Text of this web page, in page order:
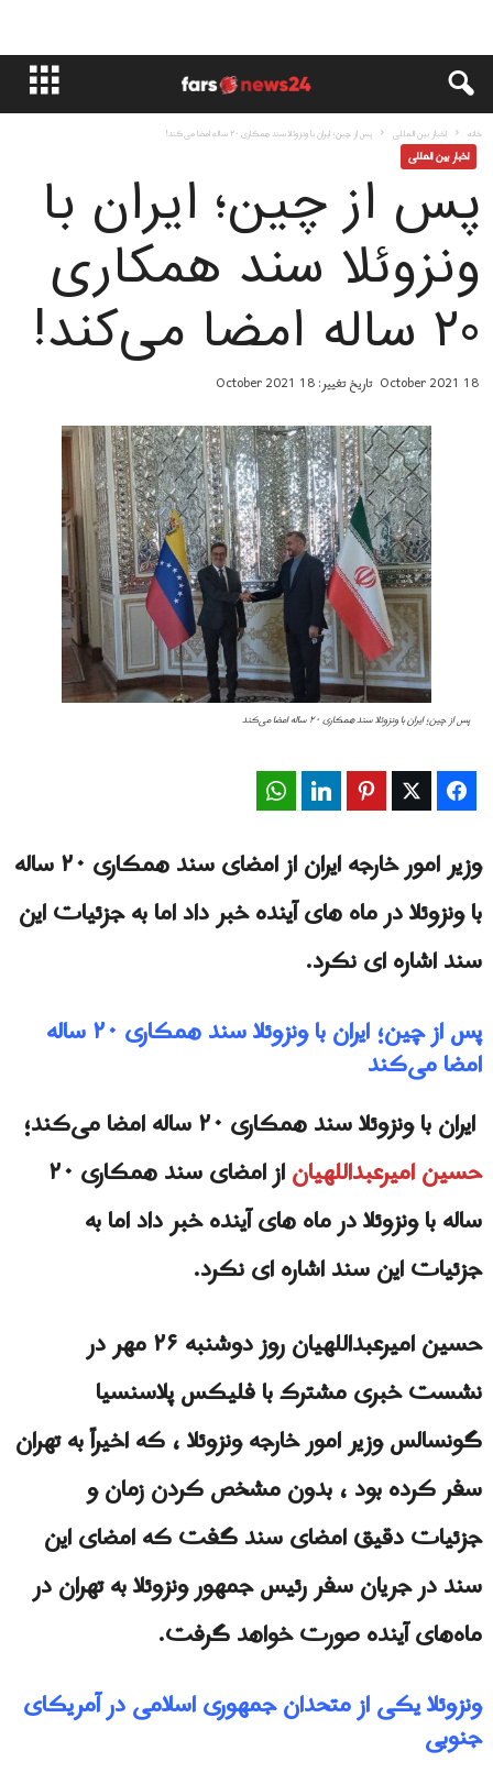
خانه اخبار بین المللی پس از چین؛ ایران با ونزوئلا سند همکاری ۲۰ ساله امضا می‌کند!
اخبار بین المللی
پس از چین؛ ایران با
ونزوئلا سند همکاری
۲۰ ساله امضا می‌کند!
18 October 2021 تاریخ تغییر: 18 October 2021
پس از چین؛ ایران با ونزوئلا سند همکاری ۲۰ ساله امضا می‌کند
Facebook
Twitter
Pinterest
LinkedIn
وزیر امور خارجه ایران از امضای سند همکاری ۲۰ ساله
با ونزوئلا در ماه های آینده خبر داد اما به جزئیات این
سند اشاره ای نکرد.
پس از چین؛ ایران با ونزوئلا سند همکاری ۲۰ ساله
امضا می‌کند
ایران با ونزوئلا سند همکاری ۲۰ ساله امضا می‌کند؛
حسین امیرعبداللهیان
از امضای سند همکاری ۲۰
ساله با ونزوئلا در ماه های آینده خبر داد اما به
جزئیات این سند اشاره ای نکرد.
حسین امیرعبداللهیان روز دوشنبه ۲۶ مهر در
نشست خبری مشترک با فلیکس پلاسنسیا
گونسالس وزیر امور خارجه ونزوئلا ، که اخیراً به تهران
سفر کرده بود ، بدون مشخص کردن زمان و
جزئیات دقیق امضای سند گفت که امضای این
سند در جریان سفر رئیس جمهور ونزوئلا به تهران در
ماه‌های آینده صورت خواهد گرفت.
ونزوئلا يكى از متحدان جمهوری اسلامی در آمریکای
جنوبی